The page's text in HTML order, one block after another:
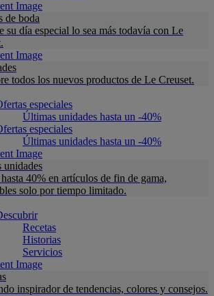
de boda
su día especial lo sea más todavía con Le
todos los nuevos productos de Le Creuset.
especiales
Últimas unidades hasta un -40%
especiales
Últimas unidades hasta un -40%
unidades
40% en artículos de fin de gama,
solo por tiempo limitado.
Recetas
Historias
Servicios
inspirador de tendencias, colores y consejos.